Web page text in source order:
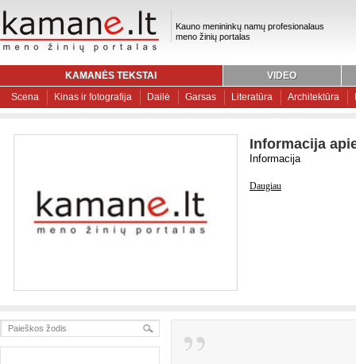
Kauno menininkų namų profesionalaus
meno žinių portalas
KAMANĖS TEKSTAI
VIDEO
Scena
Kinas ir fotografija Dailė Garsas Literatūra Architektūra
Informacija
Informacija
Daugiau